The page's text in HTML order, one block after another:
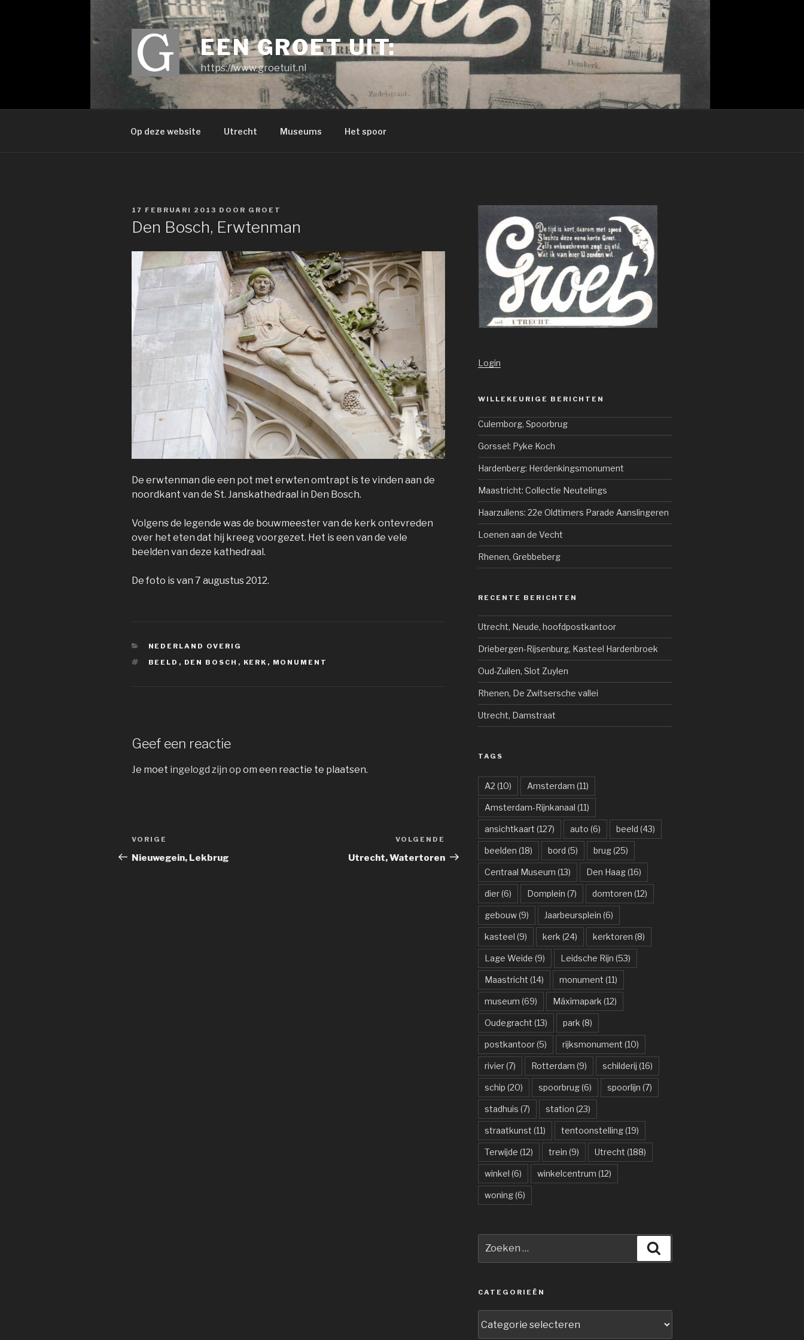
EEN GROET UIT:
https://www.groetuit.nl
Op deze website Utrecht Museums Het spoor
GEPLAATST
17 FEBRUARI 2013 DOOR GROET
Den Bosch, Erwtenman
De erwtenman die een pot met erwten omtrapt is te vinden aan de
noordkant van de St. Janskathedraal in Den Bosch.
Volgens de legende was de bouwmeester van de kerk ontevreden
over het eten dat hij kreeg voorgezet. Het is een van de vele
beelden van deze kathedraal.
De foto is van 7 augustus 2012.
CATEGORIEËN
NEDERLAND OVERIG
TAGS
BEELD , DEN BOSCH , KERK , MONUMENT
Geef een reactie
Je moet ingelogd zijn op om een reactie te plaatsen.
Bericht
navigatie
Vorig
bericht
VORIGE
Nieuwegein, Lekbrug
Volgend
bericht
VOLGENDE
Utrecht, Watertoren
Login
WILLEKEURIGE BERICHTEN
Culemborg, Spoorbrug
Gorssel: Pyke Koch
Hardenberg: Herdenkingsmonument
Maastricht: Collectie Neutelings
Haarzuilens: 22e Oldtimers Parade Aanslingeren
Loenen aan de Vecht
Rhenen, Grebbeberg
RECENTE BERICHTEN
Utrecht, Neude, hoofdpostkantoor
Driebergen-Rijsenburg, Kasteel Hardenbroek
Oud-Zuilen, Slot Zuylen
Rhenen, De Zwitsersche vallei
Utrecht, Damstraat
TAGS
A2 (10) Amsterdam (11)
Amsterdam-Rijnkanaal (11)
ansichtkaart (127) auto (6) beeld (43)
beelden (18) bord (5) brug(25)
Centraal Museum (13) Den Haag(16)
dier(6) Domplein (7) domtoren (12)
gebouw(9) Jaarbeursplein (6)
kasteel (9) kerk (24) kerktoren (8)
Lage Weide (9) Leidsche Rijn (53)
Maastricht (14) monument (11)
museum (69) Máximapark (12)
Oudegracht (13) park (8)
postkantoor(5) rijksmonument (10)
rivier(7) Rotterdam (9) schilderij (16)
schip (20) spoorbrug(6) spoorlijn (7)
stadhuis (7) station (23)
straatkunst (11) tentoonstelling(19)
Terwijde (12) trein (9) Utrecht (188)
winkel (6) winkelcentrum (12)
woning(6)
naar:
CATEGORIEËN